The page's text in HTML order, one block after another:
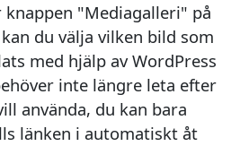
"Mediagalleri" på
du välja vilken bild som
med hjälp av WordPress
inte längre leta efter
använda, du kan bara
länken i automatiskt åt